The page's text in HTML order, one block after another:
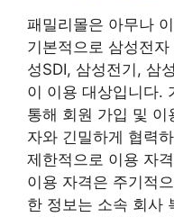
패밀리몰은 아무나
기본적으로 삼성전
성SDI, 삼성전기, 삼
이 이용 대상입니다.
통해 회원 가입 및 이
자와 긴밀하게 협력
제한적으로 이용 자
이용 자격은 주기적
한 정보는 소속 회사